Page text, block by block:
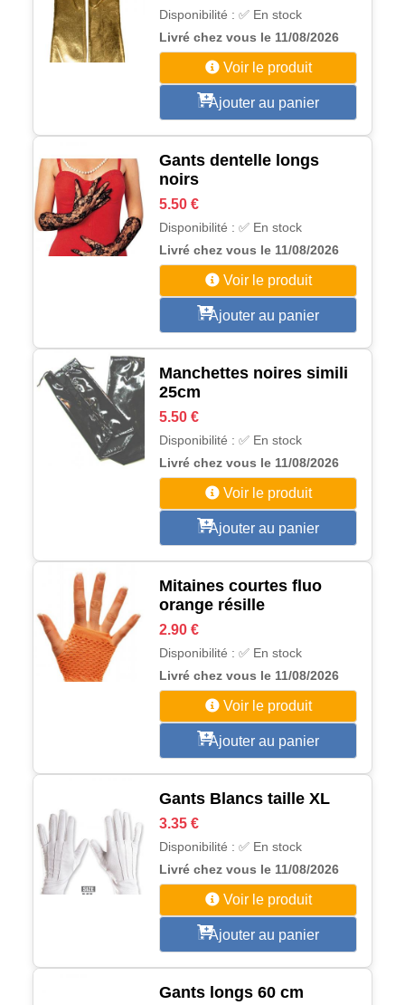
Disponibilité : ✅ En stock
Livré chez vous le 11/08/2026
Voir le produit
Ajouter au panier
Gants dentelle longs
noirs
5.50 €
Disponibilité : ✅ En stock
Livré chez vous le 11/08/2026
Voir le produit
Ajouter au panier
Manchettes noires simili
25cm
5.50 €
Disponibilité : ✅ En stock
Livré chez vous le 11/08/2026
Voir le produit
Ajouter au panier
Mitaines courtes fluo
orange résille
2.90 €
Disponibilité : ✅ En stock
Livré chez vous le 11/08/2026
Voir le produit
Ajouter au panier
Gants Blancs taille XL
3.35 €
Disponibilité : ✅ En stock
Livré chez vous le 11/08/2026
Voir le produit
Ajouter au panier
Gants longs 60 cm